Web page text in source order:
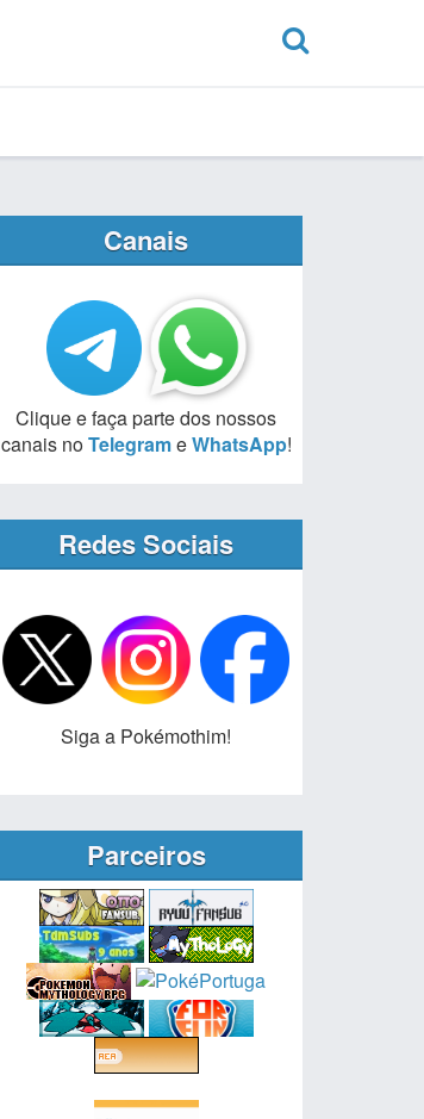
Canais
Clique e faça parte dos nossos
canais noTelegrameWhatsApp!
Redes Sociais
Siga a Pokémothim!
Parceiros